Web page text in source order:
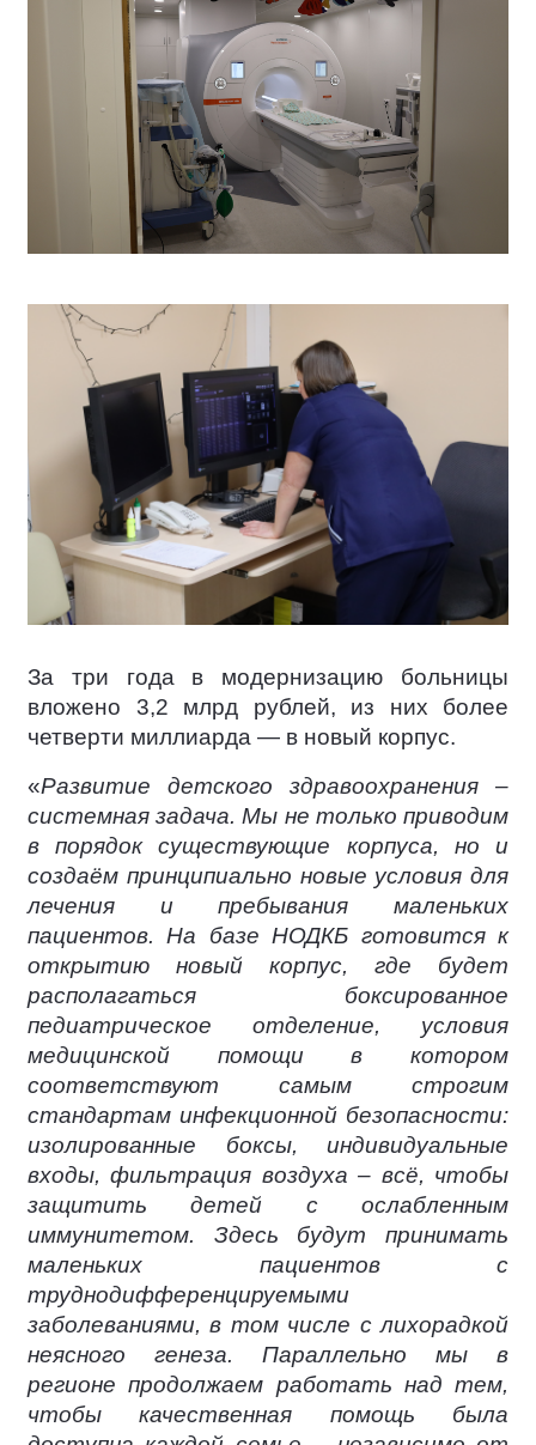
За три года в модернизацию больницы
вложено 3,2 млрд рублей, из них более
четверти миллиарда — в новый корпус.
«Развитие детского здравоохранения –
системная задача. Мы не только приводим
в порядок существующие корпуса, но и
создаём принципиально новые условия для
лечения и пребывания маленьких
пациентов. На базе НОДКБ готовится к
открытию новый корпус, где будет
располагаться боксированное
педиатрическое отделение, условия
медицинской помощи в котором
соответствуют самым строгим
стандартам инфекционной безопасности:
изолированные боксы, индивидуальные
входы, фильтрация воздуха – всё, чтобы
защитить детей с ослабленным
иммунитетом. Здесь будут принимать
маленьких пациентов с
труднодифференцируемыми
заболеваниями, в том числе с лихорадкой
неясного генеза. Параллельно мы в
регионе продолжаем работать над тем,
чтобы качественная помощь была